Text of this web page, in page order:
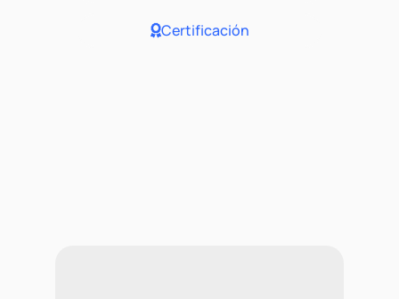
Certificación